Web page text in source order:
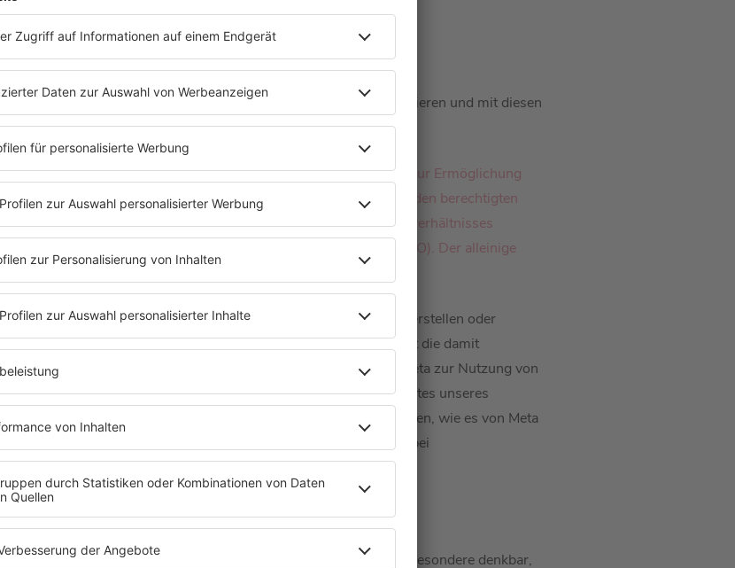
weiteren Daten aus dem Besuch unseres Profils.
interessierten Personen, die unser Profil besuchen, zu präsentieren und mit diesen
gestellten statistischen Daten (Insights) durch uns erfolgt zur Ermöglichung
Informationsangebotes (zur Wahrung unserer insoweit bestehenden berechtigten
im Rahmen der gegebenen Funktionalitäten gem. des Rechtsverhältnisses
zur Nutzung der Instagram-Plattform, Art. 6 Abs. 1 lit. b) DSGVO). Der alleinige
Nutzung der Daten zur Verbesserung unserer Inhalte.
in Kontakt treten, insbesondere Inhalte übermitteln, Beiträge erstellen oder
auch Profilinformationen automatisiert übermitteln, erfolgt die damit
des wechselseitig bestehenden Nutzungsverhältnisses mit Meta zur Nutzung von
diese Daten nur zum Zwecke des Informationsangebotes unseres
der damit verbundenen Kommunikation mit unseren Interessenten, wie es von Meta
ist. Soweit es uns möglich ist, werden wir diese Daten bei
Profils löschen lassen.
der Europäischen Union übermittelt werden. Es ist insbesondere denkbar,